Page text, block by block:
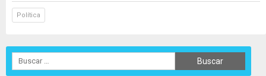
Política